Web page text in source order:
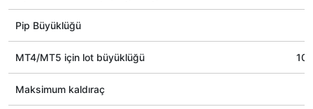
Pip Büyüklüğü
МТ4/МТ5 için lot büyüklüğü
Maksimum kaldıraç